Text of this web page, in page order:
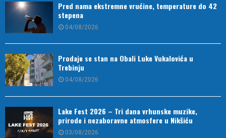
Pred nama ekstremne vrućine, temperature do 42
stepena
04/08/2026
Prodaje se stan na Obali Luke Vukalovića u
Trebinju
04/08/2026
Lake Fest 2026 – Tri dana vrhunske muzike,
prirode i nezaboravne atmosfere u Nikšiću
03/08/2026